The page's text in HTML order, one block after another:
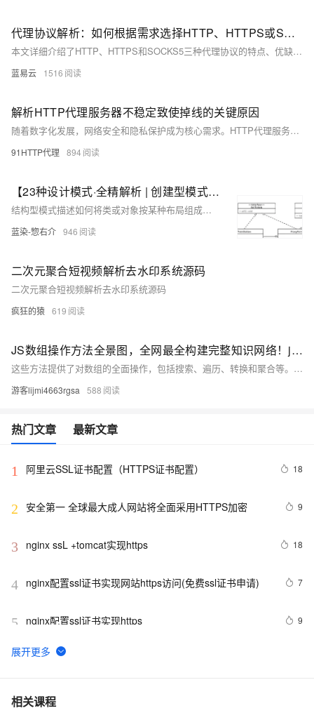
代理协议解析：如何根据需求选择HTTP、HTTPS或SOCKS5？
本文详细介绍了HTTP、HTTPS和SOCKS5三种代理协议的特点、优缺点以及适用场景。通过对比和分析，可以根据具体需求选择最合适的代理协议。希望本文能帮助您更好地理解和应用代理协议，提高网络应用的安全性和性能。
蓝易云 1516
解析HTTP代理服务器不稳定致使掉线的关键原因
随着数字化发展，网络安全和隐私保护成为核心需求。HTTP代理服务器掉线原因主要包括：1. 网络问题，如本地网络不稳定、路由复杂；2. 服务器质量差、IP资源不稳定；3. 用户配置错误、超时或请求频率异常；4. IP失效或协议不兼容。这些问题会影响连接稳定性。
91HTTP代理 894
【23种设计模式·全精解析 | 创建型模式篇】5种创建型模式的结构概述、实现、优缺点、扩展、使用场景、源码解析
结构型模式描述如何将类或对象按某种布局组成更大的结构。它分为类结构型模式和对象结构型模式，前者采用继承机制来组织接口和类，后者釆用组合或聚合来组合对象。由于组合关系或聚合关系比继承关系耦合度低，满足“合成复用原则”，所以对象结构型模式比类结构型模式具有更大的灵活性。 结构型模式分为以下 7 种： • 代理模式 • 适配器模式 • 装饰者模式 • 桥接模式 • 外观模式 • 组合模式 • 享元模式
蓝染-惣右介 946
二次元聚合短视频解析去水印系统源码
二次元聚合短视频解析去水印系统源码
疯狂的猿 619
JS数组操作方法全景图，全网最全构建完整知识网络！js数组操作方法全集（实现筛选转换、随机排序洗牌算法、复杂数据处理统计等情景详解，附大量源码和易错点解析）
这些方法提供了对数组的全面操作，包括搜索、遍历、转换和聚合等。通过分为原地操作方法、非原地操作方法和其他方法便于您理解和记忆，并熟悉他们各自的使用方法与使用范围。详细的案例与进阶使用，方便您理解数组操作的底层原理。链式调用的几个案例，让您玩转数组操作。 只有锻炼思维才能可持续地解决问题，只有思维才是真正值得学习和分享的核心要素。如果这篇博客能给您带来一点帮助，麻烦您点个赞支持一下，还可以收藏起来以备不时之需，有疑问和错误欢迎在评论区指出~
游客lijmi4663rgsa 588
热门文章 最新文章
1 阿里云SSL证书配置（HTTPS证书配置） 18
2 安全第一 全球最大成人网站将全面采用HTTPS加密 9
3 nginx ssL +tomcat实现https 18
4 nginx配置ssl证书实现网站https访问(免费ssl证书申请) 7
5 nginx配置ssl证书实现https 9
6 企业级Nginx实战-配置Https单向认证、双向认证
7 IP地址能否申请HTTPS证书？
相关课程